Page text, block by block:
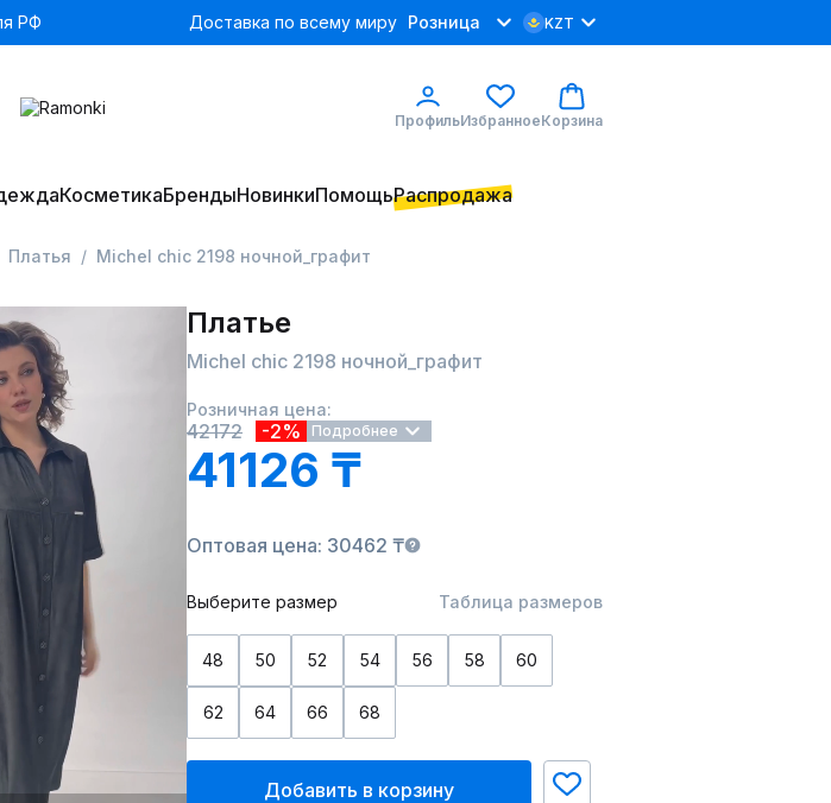
РФ Доставка по всему миру Розница KZT
ПрофильИзбранноеКорзина
КосметикаБрендыНовинкиПомощьРаспродажа
Платья Michel chic 2198 ночной_графит
Платье
Michel chic 2198 ночной_графит
Розничная цена:
42172 -2% Подробнее
41126 ₸
Оптовая цена: 30462 ₸
Выберите размер Таблица размеров
48 50 52 54 56 58 60
62 64 66 68
Добавить в корзину